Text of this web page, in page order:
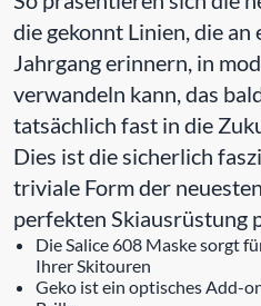
die gekonnt Linien, die
Jahrgang erinnern, in
verwandeln kann, das
tatsächlich fast in die
Dies ist die sicherlich
triviale Form der
perfekten Skiausrüstung
Die Salice 608 Maske sorgt
Ihrer Skitouren
Geko ist ein optisches Add-